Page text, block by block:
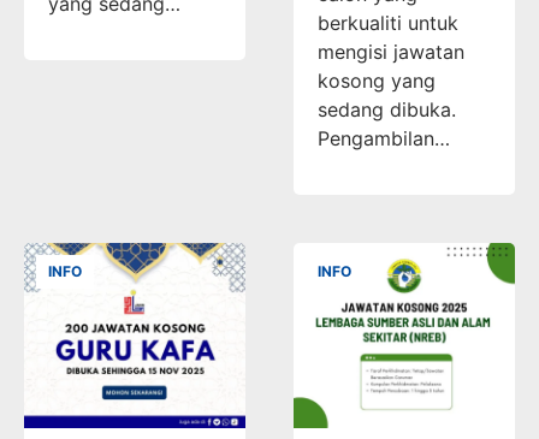
berkualiti untuk
mengisi jawatan
kosong yang
sedang dibuka.
Pengambilan…
INFO INFO